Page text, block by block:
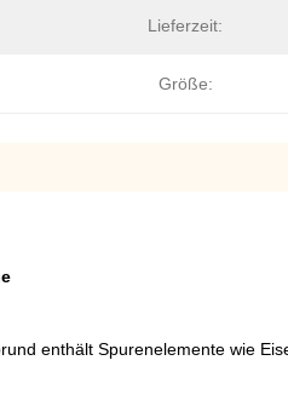
Lieferzeit:
Größe:
enthält Spurenelemente wie